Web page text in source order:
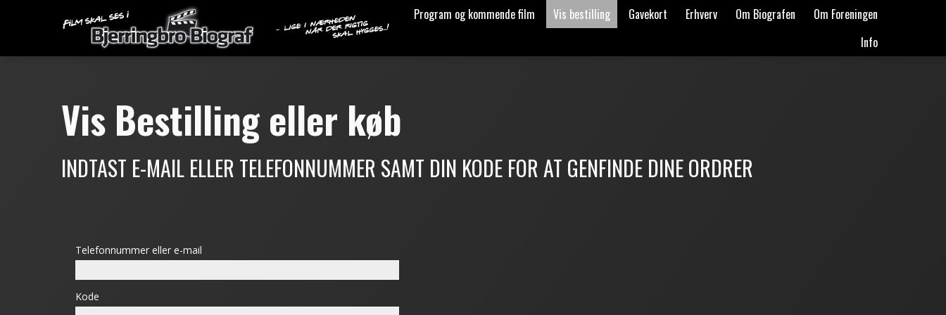
Program og kommende film Vis bestilling Gavekort Erhverv Om Biografen
Om Foreningen
Info
Vis Bestilling eller køb
INDTAST E-MAIL ELLER TELEFONNUMMER SAMT DIN KODE FOR AT GENFINDE DINE ORDRER